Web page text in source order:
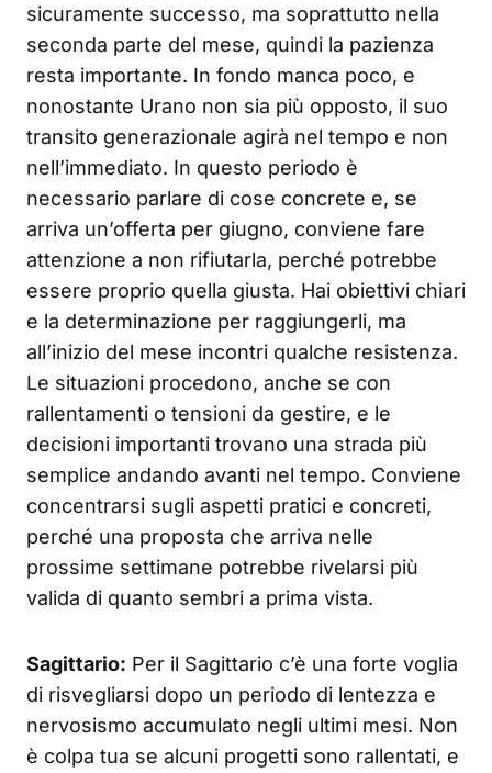
sicuramente successo, ma soprattutto nella
seconda parte del mese, quindi la pazienza
resta importante. In fondo manca poco, e
nonostante Urano non sia più opposto, il suo
transito generazionale agirà nel tempo e non
nell’immediato. In questo periodo è
necessario parlare di cose concrete e, se
arriva un’offerta per giugno, conviene fare
attenzione a non rifiutarla, perché potrebbe
essere proprio quella giusta. Hai obiettivi chiari
e la determinazione per raggiungerli, ma
all’inizio del mese incontri qualche resistenza.
Le situazioni procedono, anche se con
rallentamenti o tensioni da gestire, e le
decisioni importanti trovano una strada più
semplice andando avanti nel tempo. Conviene
concentrarsi sugli aspetti pratici e concreti,
perché una proposta che arriva nelle
prossime settimane potrebbe rivelarsi più
valida di quanto sembri a prima vista.
Sagittario: Per il Sagittario c’è una forte voglia
di risvegliarsi dopo un periodo di lentezza e
nervosismo accumulato negli ultimi mesi. Non
è colpa tua se alcuni progetti sono rallentati, e